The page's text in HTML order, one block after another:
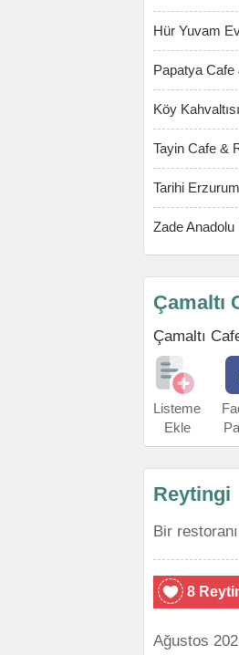
Hür Yuvam
Papatya
Köy
Tayin Cafe &
Tarihi
Zade Anadolu
Çamaltı
Çamaltı
Listeme
Ekle
Reytingi
Bir
8
Ağustos